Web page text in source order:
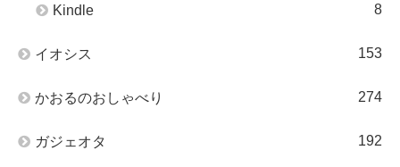
Kindle 8
イオシス 153
かおるのおしゃべり 274
ガジェオタ 192